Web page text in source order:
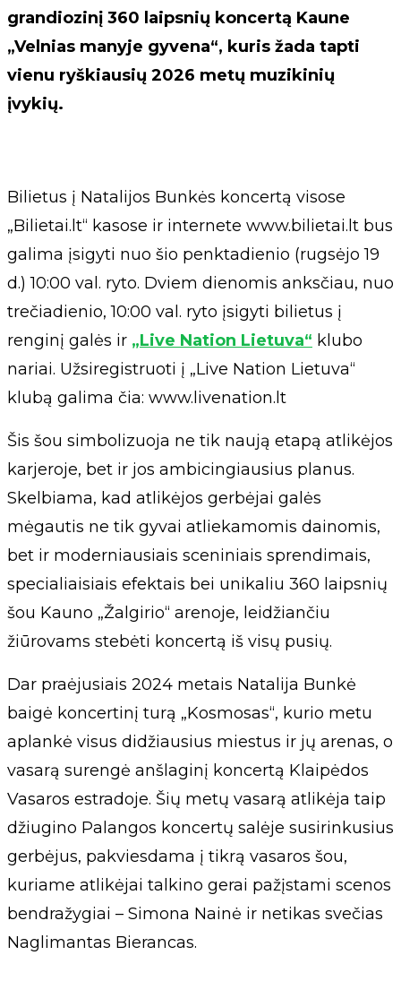
grandiozinį 360 laipsnių koncertą Kaune
„Velnias manyje gyvena“, kuris žada tapti
vienu ryškiausių 2026 metų muzikinių
įvykių.
Bilietus į Natalijos Bunkės koncertą visose
„Bilietai.lt“ kasose ir internete www.bilietai.lt bus
galima įsigyti nuo šio penktadienio (rugsėjo 19
d.) 10:00 val. ryto. Dviem dienomis anksčiau, nuo
trečiadienio, 10:00 val. ryto įsigyti bilietus į
renginį galės ir „Live Nation Lietuva“ klubo
nariai. Užsiregistruoti į „Live Nation Lietuva“
klubą galima čia: www.livenation.lt
Šis šou simbolizuoja ne tik naują etapą atlikėjos
karjeroje, bet ir jos ambicingiausius planus.
Skelbiama, kad atlikėjos gerbėjai galės
mėgautis ne tik gyvai atliekamomis dainomis,
bet ir moderniausiais sceniniais sprendimais,
specialiaisiais efektais bei unikaliu 360 laipsnių
šou Kauno „Žalgirio“ arenoje, leidžiančiu
žiūrovams stebėti koncertą iš visų pusių.
Dar praėjusiais 2024 metais Natalija Bunkė
baigė koncertinį turą „Kosmosas“, kurio metu
aplankė visus didžiausius miestus ir jų arenas, o
vasarą surengė anšlaginį koncertą Klaipėdos
Vasaros estradoje. Šių metų vasarą atlikėja taip
džiugino Palangos koncertų salėje susirinkusius
gerbėjus, pakviesdama į tikrą vasaros šou,
kuriame atlikėjai talkino gerai pažįstami scenos
bendražygiai – Simona Nainė ir netikas svečias
Naglimantas Bierancas.